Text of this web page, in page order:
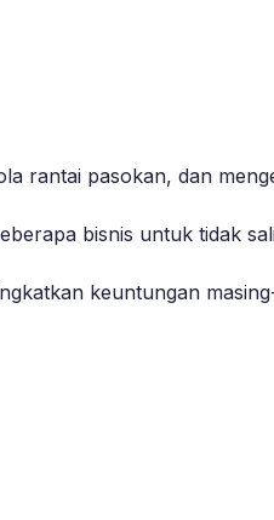
rantai pasokan, dan
bisnis untuk tidak
keuntungan